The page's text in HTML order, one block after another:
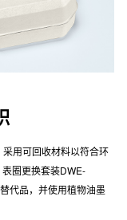
采用可回收材料以符合环
圈更换套装DWE-
代品，并使用植物油墨